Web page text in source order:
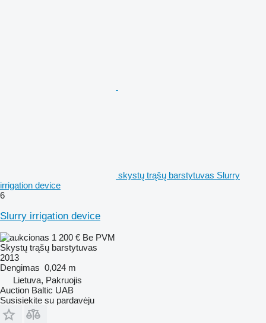
skystų trąšų barstytuvas Slurry
irrigation device
6
Slurry irrigation device
1 200 € Be PVM
Skystų trąšų barstytuvas
2013
Dengimas 0,024 m
Lietuva, Pakruojis
Auction Baltic UAB
Susisiekite su pardavėju